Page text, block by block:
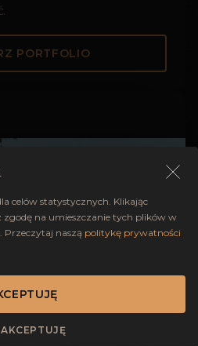
PORTFOLIO
celów statystycznych. Klikając
zgodę na umieszczanie tych plików w
naszą politykę prywatności